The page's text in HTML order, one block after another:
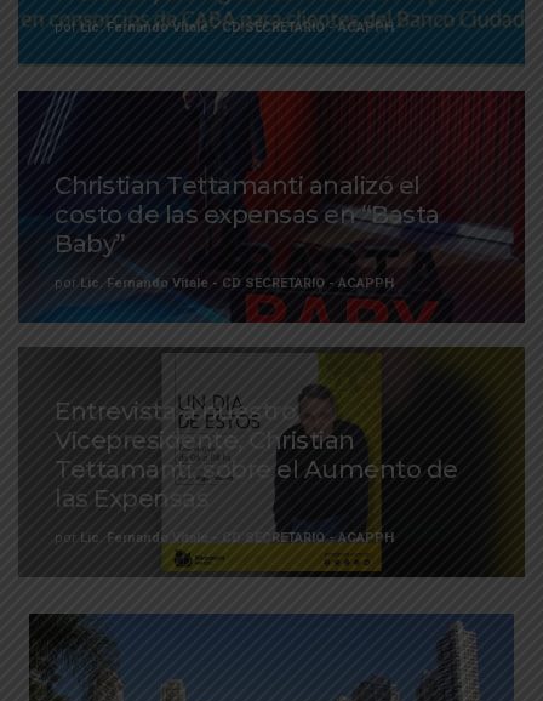
por Lic. Fernando Vitale - CD SECRETARIO - ACAPPH
Christian Tettamanti analizó el
costo de las expensas en “Basta
Baby”
por Lic. Fernando Vitale - CD SECRETARIO - ACAPPH
Entrevista a nuestro
Vicepresidente, Christian
Tettamanti, sobre el Aumento de
las Expensas
por Lic. Fernando Vitale - CD SECRETARIO - ACAPPH